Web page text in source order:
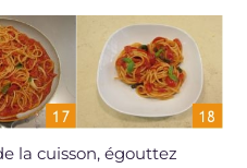
la cuisson, égouttez